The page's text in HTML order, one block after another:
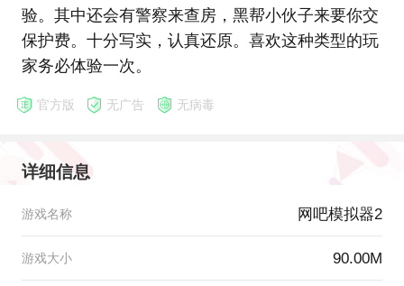
验。其中还会有警察来查房，黑帮小伙子来要你交
保护费。十分写实，认真还原。喜欢这种类型的玩
家务必体验一次。
官方版 无广告 无病毒
详细信息
游戏名称 网吧模拟器2
游戏大小 90.00M